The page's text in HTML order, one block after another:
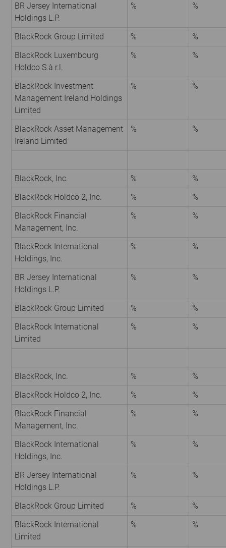
BR Jersey International
Holdings L.P.
% %
BlackRock Group Limited %
%
BlackRock Luxembourg
Holdco S.à r.l.
% %
BlackRock Investment
Management Ireland Holdings
Limited
% %
BlackRock Asset Management
Ireland Limited
% %
BlackRock, Inc. %
%
BlackRock Holdco 2, Inc.
%
%
BlackRock Financial
Management, Inc.
% %
BlackRock International
Holdings, Inc.
% %
BR Jersey International
Holdings L.P.
% %
BlackRock Group Limited %
%
BlackRock International
Limited
% %
BlackRock, Inc. %
%
BlackRock Holdco 2, Inc.
%
%
BlackRock Financial
Management, Inc.
% %
BlackRock International
Holdings, Inc.
% %
BR Jersey International
Holdings L.P.
% %
BlackRock Group Limited %
%
BlackRock International
Limited
% %